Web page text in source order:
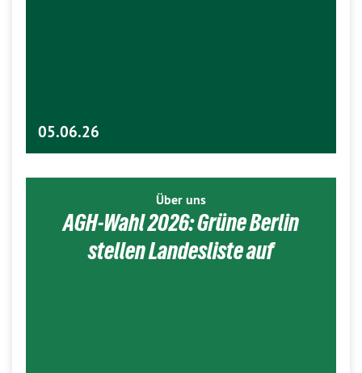
05.06.26
Über uns
AGH-Wahl 2026: Grüne Berlin
stellen Landesliste auf